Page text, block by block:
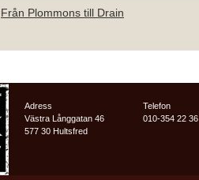
Från Plommons till Drain
Adress
Västra Långgatan 46
577 30 Hultsfred
Telefon
010-354 22 36